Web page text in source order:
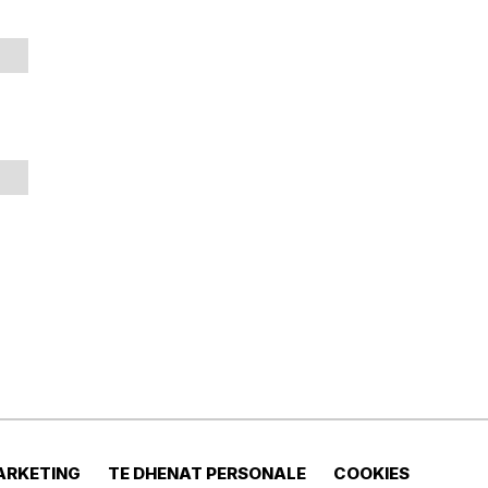
TE DHENAT PERSONALE COOKIES